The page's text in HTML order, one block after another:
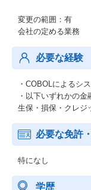
変更の範囲：有
会社の定める業務
必要な経験
・COBOLによるシ
・以下いずれかの金
生保・損保・クレジ
必要な免許
特になし
学歴